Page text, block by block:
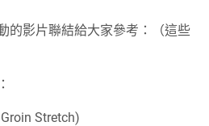
的影片聯結給大家參考：（這些
Stretch)